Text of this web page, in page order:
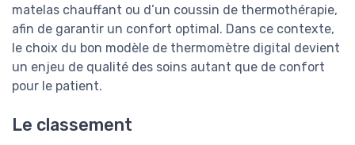
matelas chauffant ou d’un coussin de thermothérapie,
afin de garantir un confort optimal. Dans ce contexte,
le choix du bon modèle de thermomètre digital devient
un enjeu de qualité des soins autant que de confort
pour le patient.
Le classement